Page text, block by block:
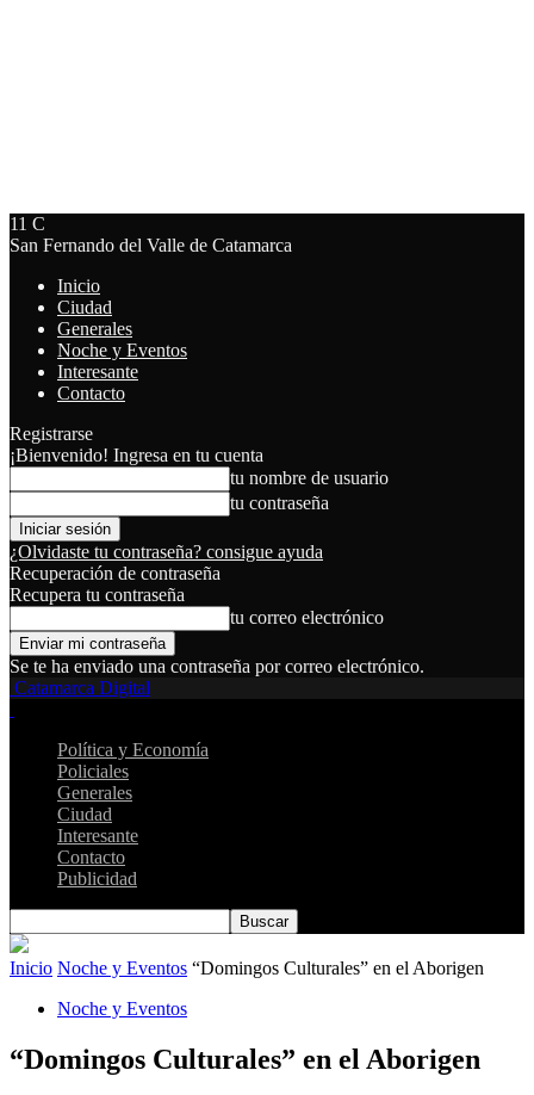
11 C
San Fernando del Valle de Catamarca
Inicio
Ciudad
Generales
Noche y Eventos
Interesante
Contacto
Registrarse
¡Bienvenido! Ingresa en tu cuenta
tu nombre de usuario
tu contraseña
¿Olvidaste tu contraseña? consigue ayuda
Recuperación de contraseña
Recupera tu contraseña
tu correo electrónico
Se te ha enviado una contraseña por correo electrónico.
Catamarca Digital
Política y Economía
Policiales
Generales
Ciudad
Interesante
Contacto
Publicidad
Inicio Noche y Eventos “Domingos Culturales” en el Aborigen
Noche y Eventos
“Domingos Culturales” en el Aborigen